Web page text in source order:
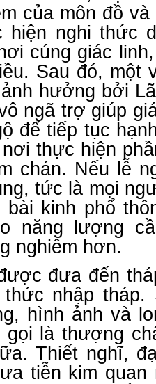
của môn đồ
hiện nghi thức
cúng giác
Sau đó, một
hưởng bởi
ngã trợ giúp
để tiếp tục
thực hiện
chán. Nếu lễ
tức là mọi
kinh phổ
năng lượng
nghiêm hơn.
đưa đến
nhập tháp.
hình ảnh và
gọi là thượng
Thiết nghĩ,
tiễn kim quan